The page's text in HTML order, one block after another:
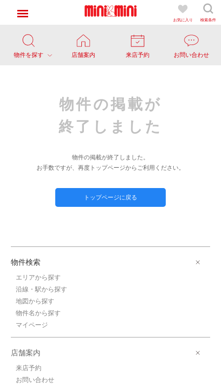
お気に入り 検索条件
物件を探す 店舗案内 来店予約 お問い合わせ
物件の掲載が
終了しました
物件の掲載が終了しました。
お手数ですが、再度トップページからご利用ください。
トップページに戻る
物件検索
エリアから探す
沿線・駅から探す
地図から探す
物件名から探す
マイページ
店舗案内
来店予約
お問い合わせ